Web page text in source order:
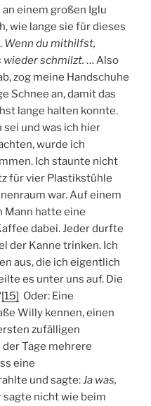
einem großen Iglu
wie lange sie für dieses
Wenn du mithilfst,
wieder schmilzt. … Also
zog meine Handschuhe
Schnee an, damit das
lange halten konnte.
und was ich hier
wurde ich
Ich staunte nicht
für vier Plastikstühle
war. Auf einem
Mann hatte eine
dabei. Jeder durfte
der Kanne trinken. Ich
aus, die ich eigentlich
es unter uns auf. Die
[15] Oder: Eine
Willy kennen, einen
zufälligen
Tage mehrere
eine
und sagte:Ja was,
sagte nicht wie beim